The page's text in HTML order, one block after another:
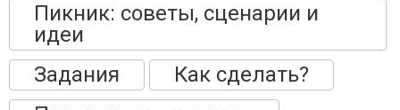
Пикник: советы, сценарии и
идеи
Задания
Как сделать?